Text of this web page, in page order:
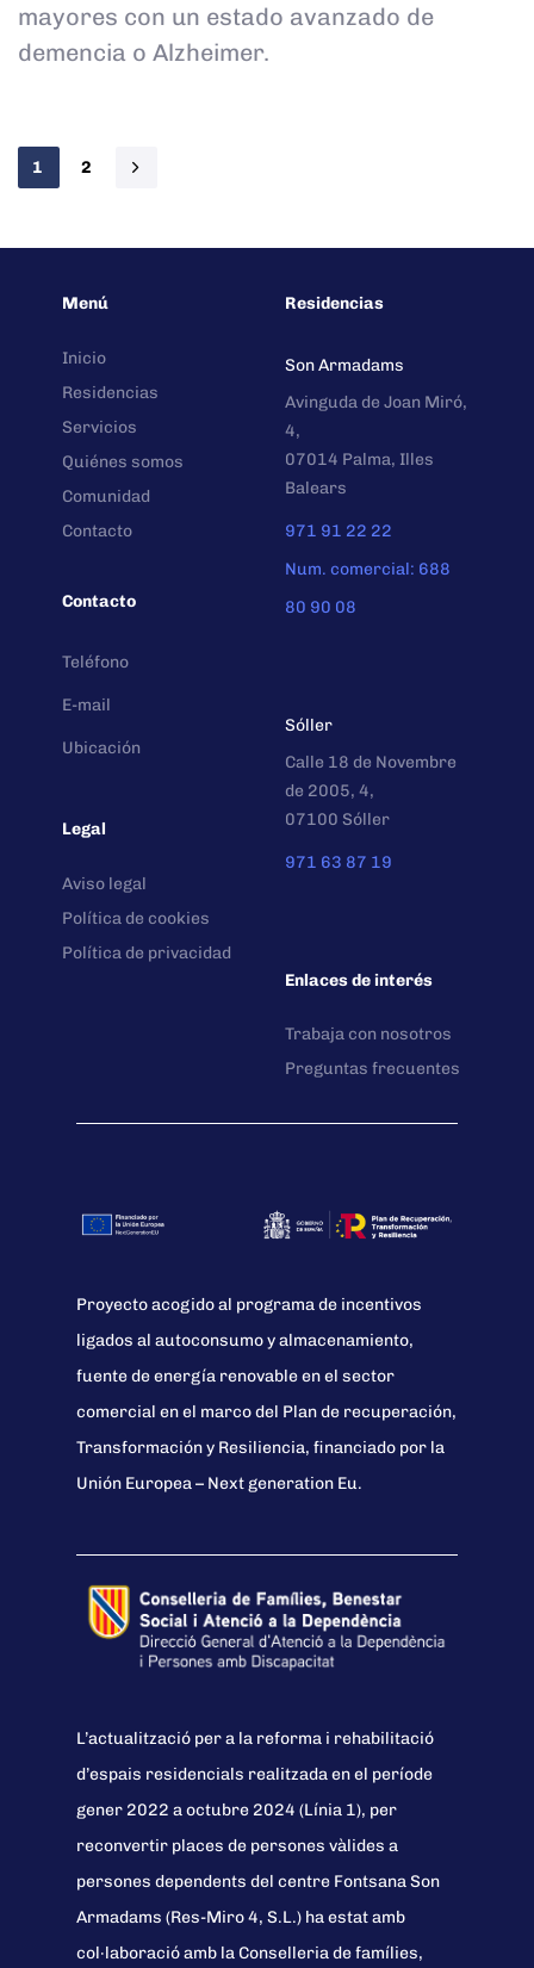
mayores con un estado avanzado de
demencia o Alzheimer.
1 2
Menú
Inicio
Residencias
Servicios
Quiénes somos
Comunidad
Contacto
Contacto
Teléfono
E-mail
Ubicación
Legal
Aviso legal
Política de cookies
Política de privacidad
Residencias
Son Armadams
Avinguda de Joan Miró,
4,
07014 Palma, Illes
Balears
971 91 22 22
Num. comercial: 688
80 90 08
Sóller
Calle 18 de Novembre
de 2005, 4,
07100 Sóller
971 63 87 19
Enlaces de interés
Trabaja con nosotros
Preguntas frecuentes
Proyecto acogido al programa de incentivos
ligados al autoconsumo y almacenamiento,
fuente de energía renovable en el sector
comercial en el marco del Plan de recuperación,
Transformación y Resiliencia, financiado por la
Unión Europea – Next generation Eu.
L’actualització per a la reforma i rehabilitació
d’espais residencials realitzada en el període
gener 2022 a octubre 2024 (Línia 1), per
reconvertir places de persones vàlides a
persones dependents del centre Fontsana Son
Armadams (Res-Miro 4, S.L.) ha estat amb
col·laboració amb la Conselleria de famílies,